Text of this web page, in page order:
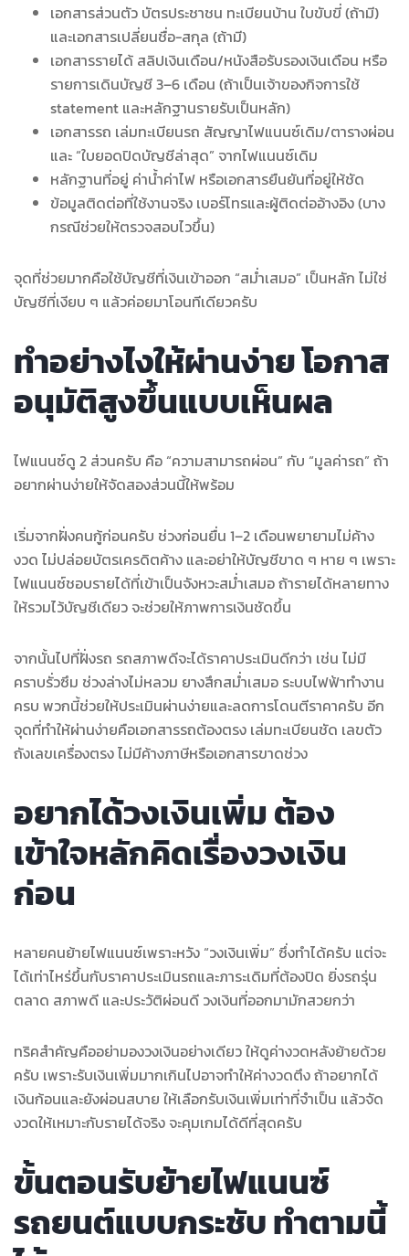
เอกสารส่วนตัว บัตรประชาชน ทะเบียนบ้าน ใบขับขี่ (ถ้ามี)
และเอกสารเปลี่ยนชื่อ-สกุล (ถ้ามี)
เอกสารรายได้ สลิปเงินเดือน/หนังสือรับรองเงินเดือน หรือ
รายการเดินบัญชี 3–6 เดือน (ถ้าเป็นเจ้าของกิจการใช้
statement และหลักฐานรายรับเป็นหลัก)
เอกสารรถ เล่มทะเบียนรถ สัญญาไฟแนนซ์เดิม/ตารางผ่อน
และ “ใบยอดปิดบัญชีล่าสุด” จากไฟแนนซ์เดิม
หลักฐานที่อยู่ ค่าน้ำค่าไฟ หรือเอกสารยืนยันที่อยู่ให้ชัด
ข้อมูลติดต่อที่ใช้งานจริง เบอร์โทรและผู้ติดต่ออ้างอิง (บาง
กรณีช่วยให้ตรวจสอบไวขึ้น)
จุดที่ช่วยมากคือใช้บัญชีที่เงินเข้าออก “สม่ำเสมอ” เป็นหลัก ไม่ใช่
บัญชีที่เงียบ ๆ แล้วค่อยมาโอนทีเดียวครับ
ทำอย่างไงให้ผ่านง่าย โอกาส
อนุมัติสูงขึ้นแบบเห็นผล
ไฟแนนซ์ดู 2 ส่วนครับ คือ “ความสามารถผ่อน” กับ “มูลค่ารถ” ถ้า
อยากผ่านง่ายให้จัดสองส่วนนี้ให้พร้อม
เริ่มจากฝั่งคนกู้ก่อนครับ ช่วงก่อนยื่น 1–2 เดือนพยายามไม่ค้าง
งวด ไม่ปล่อยบัตรเครดิตค้าง และอย่าให้บัญชีขาด ๆ หาย ๆ เพราะ
ไฟแนนซ์ชอบรายได้ที่เข้าเป็นจังหวะสม่ำเสมอ ถ้ารายได้หลายทาง
ให้รวมไว้บัญชีเดียว จะช่วยให้ภาพการเงินชัดขึ้น
จากนั้นไปที่ฝั่งรถ รถสภาพดีจะได้ราคาประเมินดีกว่า เช่น ไม่มี
คราบรั่วซึม ช่วงล่างไม่หลวม ยางสึกสม่ำเสมอ ระบบไฟฟ้าทำงาน
ครบ พวกนี้ช่วยให้ประเมินผ่านง่ายและลดการโดนตีราคาครับ อีก
จุดที่ทำให้ผ่านง่ายคือเอกสารรถต้องตรง เล่มทะเบียนชัด เลขตัว
ถังเลขเครื่องตรง ไม่มีค้างภาษีหรือเอกสารขาดช่วง
อยากได้วงเงินเพิ่ม ต้อง
เข้าใจหลักคิดเรื่องวงเงิน
ก่อน
หลายคนย้ายไฟแนนซ์เพราะหวัง “วงเงินเพิ่ม” ซึ่งทำได้ครับ แต่จะ
ได้เท่าไหร่ขึ้นกับราคาประเมินรถและภาระเดิมที่ต้องปิด ยิ่งรถรุ่น
ตลาด สภาพดี และประวัติผ่อนดี วงเงินที่ออกมามักสวยกว่า
ทริคสำคัญคืออย่ามองวงเงินอย่างเดียว ให้ดูค่างวดหลังย้ายด้วย
ครับ เพราะรับเงินเพิ่มมากเกินไปอาจทำให้ค่างวดตึง ถ้าอยากได้
เงินก้อนและยังผ่อนสบาย ให้เลือกรับเงินเพิ่มเท่าที่จำเป็น แล้วจัด
งวดให้เหมาะกับรายได้จริง จะคุมเกมได้ดีที่สุดครับ
ขั้นตอนรับย้ายไฟแนนซ์
รถยนต์แบบกระชับ ทำตามนี้